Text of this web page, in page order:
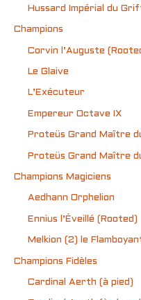
Hussard Impérial du
Champions
Corvin l’Auguste
Le Glaive
L’Exécuteur
Empereur Octave IX
Proteüs Grand Maître
Proteüs Grand Maître
Champions Magiciens
Aedhann Orphelion
Ennius l’Éveillé (Rooted)
Melkion (2) le
Champions Fidèles
Cardinal Aerth (à pied)